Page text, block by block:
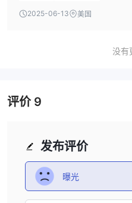
need tighter spreads but
2025-06-13 美国
没有
发布评价
曝光
评价9